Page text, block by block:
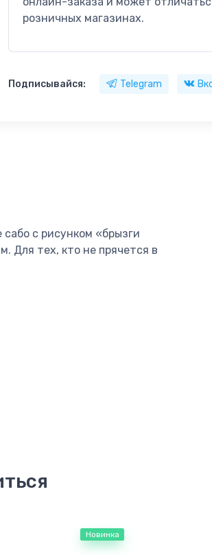
розничных магазинах.
Подписывайся: Telegram
с рисунком «брызги
Для тех, кто не прячется в